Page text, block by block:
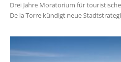
Drei Jahre Moratorium für
De la Torre kündigt neue